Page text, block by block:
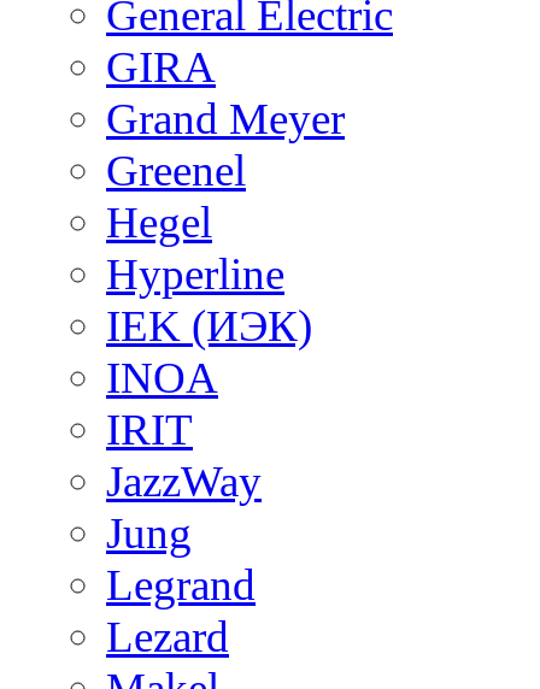
General Electric
GIRA
Grand Meyer
Greenel
Hegel
Hyperline
IEK (ИЭК)
INOA
IRIT
JazzWay
Jung
Legrand
Lezard